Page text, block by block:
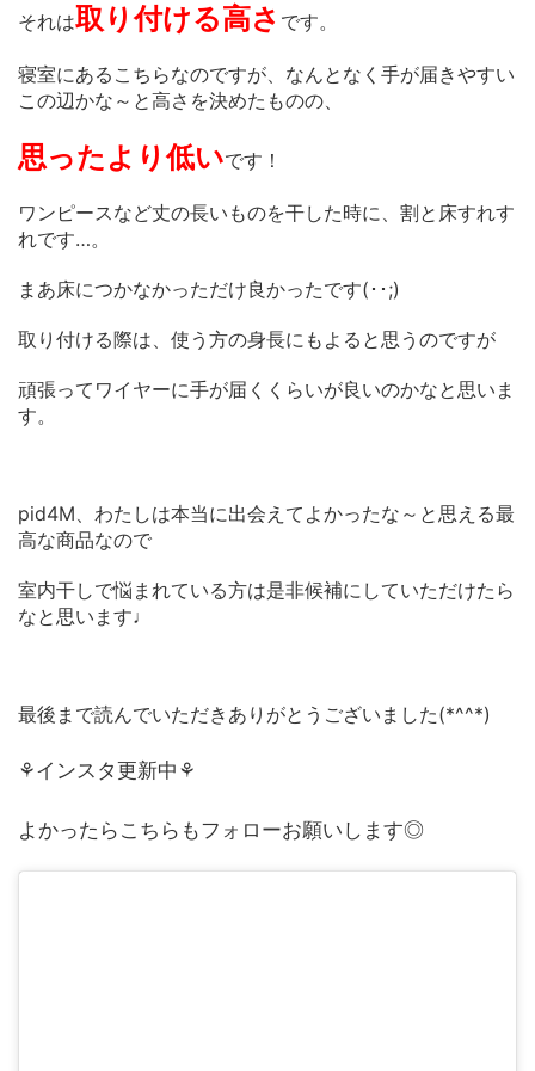
それは取り付ける高さ です。
寝室にあるこちらなのですが、なんとなく手が届きやすい
この辺かな～と高さを決めたものの、
思ったより低いです！
ワンピースなど丈の長いものを干した時に、割と床すれす
れです…。
まあ床につかなかっただけ良かったです(･･;)
取り付ける際は、使う方の身長にもよると思うのですが
頑張ってワイヤーに手が届くくらいが良いのかなと思いま
す。
pid4M、わたしは本当に出会えてよかったな～と思える最
高な商品なので
室内干しで悩まれている方は是非候補にしていただけたら
なと思います♩
最後まで読んでいただきありがとうございました(*^^*)
⚘インスタ更新中⚘
よかったらこちらもフォローお願いします◎